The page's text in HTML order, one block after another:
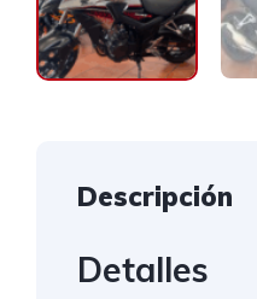
Descripción
Detalles